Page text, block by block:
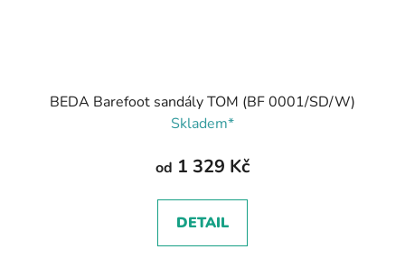
BEDA Barefoot sandály TOM (BF 0001/SD/W)
Skladem*
od 1 329 Kč
DETAIL